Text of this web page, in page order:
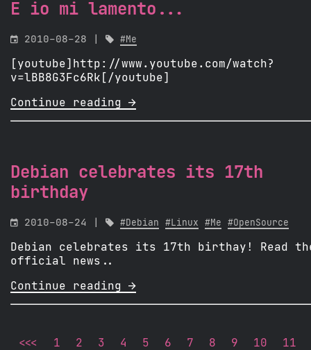
E io mi lamento...
 2010-08-28 |  #Me
[youtube]http://www.youtube.com/watch?
v=lBB8G3Fc6Rk[/youtube]
Continue reading 
Debian celebrates its 17th
birthday
 2010-08-24 |  #Debian #Linux #Me #OpenSource
Debian celebrates its 17th birthay! Read
official news..
Continue reading 
<<< 1 2 3 4 5 6 7 8 9 10 11